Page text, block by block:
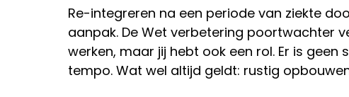
Re-integreren na een periode van ziekte
aanpak. De Wet verbetering poortwachter
werken, maar jij hebt ook een rol. Er is
tempo. Wat wel altijd geldt: rustig